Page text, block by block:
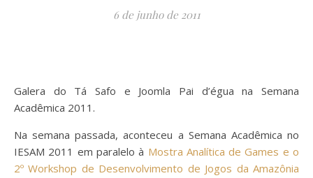
6 de junho de 2011
Galera do Tá Safo e Joomla Pai d’égua na Semana
Acadêmica 2011.
Na semana passada, aconteceu a Semana Acadêmica no
IESAM 2011 em paralelo à Mostra Analítica de Games e o
2º Workshop de Desenvolvimento de Jogos da Amazônia